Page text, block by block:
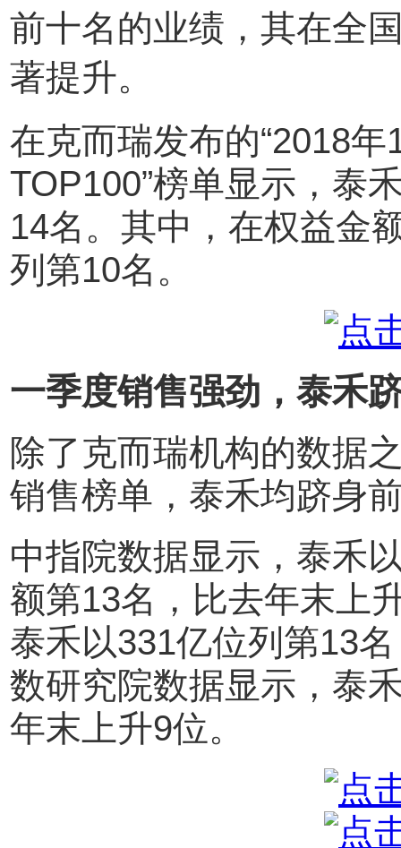
前十名的业绩，其在全
著提升。
在克而瑞发布的“2018
TOP100”榜单显示，泰
14名。其中，在权益金
列第10名。
一季度销售强劲，泰禾
除了克而瑞机构的数据
销售榜单，泰禾均跻身
中指院数据显示，泰禾
额第13名，比去年末上
泰禾以331亿位列第13
数研究院数据显示，泰
年末上升9位。